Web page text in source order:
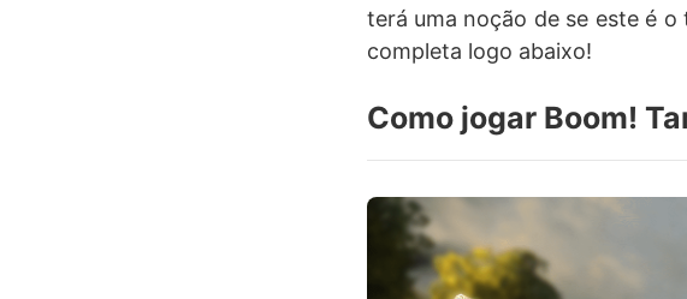
terá uma noção de se este é
completa logo abaixo!
Como jogar Boom!